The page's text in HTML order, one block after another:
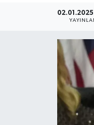
KEMERBURGAZ
MAGAZİN
ÖZEL HABER